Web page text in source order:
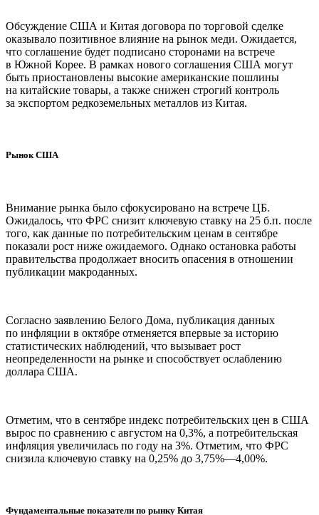
Обсуждение США и Китая договора по торговой сделке
оказывало позитивное влияние на рынок меди. Ожидается,
что соглашение будет подписано сторонами на встрече
в Южной Корее. В рамках нового соглашения США могут
быть приостановлены высокие американские пошлины
на китайские товары, а также снижен строгий контроль
за экспортом редкоземельных металлов из Китая.
Рынок США
Внимание рынка было сфокусировано на встрече ЦБ.
Ожидалось, что ФРС снизит ключевую ставку на 25 б.п. после
того, как данные по потребительским ценам в сентябре
показали рост ниже ожидаемого. Однако остановка работы
правительства продолжает вносить опасения в отношении
публикации макроданных.
Согласно заявлению Белого Дома, публикация данных
по инфляции в октябре отменяется впервые за историю
статистических наблюдений, что вызывает рост
неопределенности на рынке и способствует ослаблению
доллара США.
Отметим, что в сентябре индекс потребительских цен в США
вырос по сравнению с августом на 0,3%, а потребительская
инфляция увеличилась по году на 3%. Отметим, что ФРС
снизила ключевую ставку на 0,25% до 3,75%—4,00%.
Фундаментальные показатели по рынку Китая